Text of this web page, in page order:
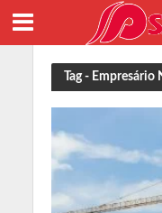
Tag - Empresário